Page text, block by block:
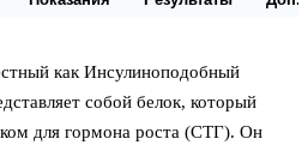
как Инсулиноподобный
собой белок, который
для гормона роста (СТГ). Он